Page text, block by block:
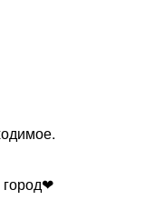
город❤